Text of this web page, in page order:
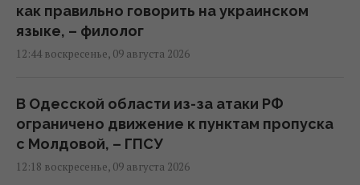
как правильно говорить на украинском
языке, – филолог
12:44 воскресенье, 09 августа 2026
В Одесской области из-за атаки РФ
ограничено движение к пунктам пропуска
с Молдовой, – ГПСУ
12:18 воскресенье, 09 августа 2026